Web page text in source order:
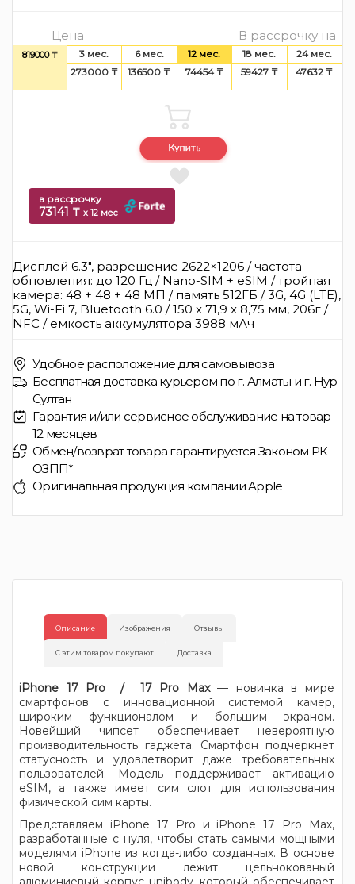
Цена В рассрочку на
819000 ₸ 3 мес. 6 мес. 12 мес. 18 мес.
24 мес.
273000 ₸
136500 ₸ 74454 ₸ 59427 ₸ 47632 ₸
в рассрочку
73141 ₸ x 12 мес
Дисплей 6.3", разрешение 2622×1206 / частота
обновления: до 120 Гц / Nano-SIM + eSIM / тройная
камера: 48 + 48 + 48 МП / память 512ГБ / 3G, 4G (LTE),
5G, Wi-Fi 7, Bluetooth 6.0 / 150 x 71,9 x 8,75 мм, 206г /
NFC / емкость аккумулятора 3988 мАч
Удобное расположение для самовывоза
Бесплатная доставка курьером по г. Алматы и г. Нур-
Султан
Гарантия и/или сервисное обслуживание на товар
12 месяцев
Обмен/возврат товара гарантируется Законом РК
ОЗПП*
Оригинальная продукция компании Apple
Описание Изображения Отзывы
С этим товаром покупают Доставка
iPhone 17 Pro / 17 Pro Max— новинка в мире
смартфонов с инновационной системой камер,
широким функционалом и большим экраном.
Новейший чипсет обеспечивает невероятную
производительность гаджета. Смартфон подчеркнет
статусность и удовлетворит даже требовательных
пользователей. Модель поддерживает активацию
eSIM, а также имеет сим слот для использования
физической сим карты.
Представляем iPhone 17 Pro и iPhone 17 Pro Max,
разработанные с нуля, чтобы стать самыми мощными
моделями iPhone из когда-либо созданных. В основе
новой конструкции лежит цельнокованый